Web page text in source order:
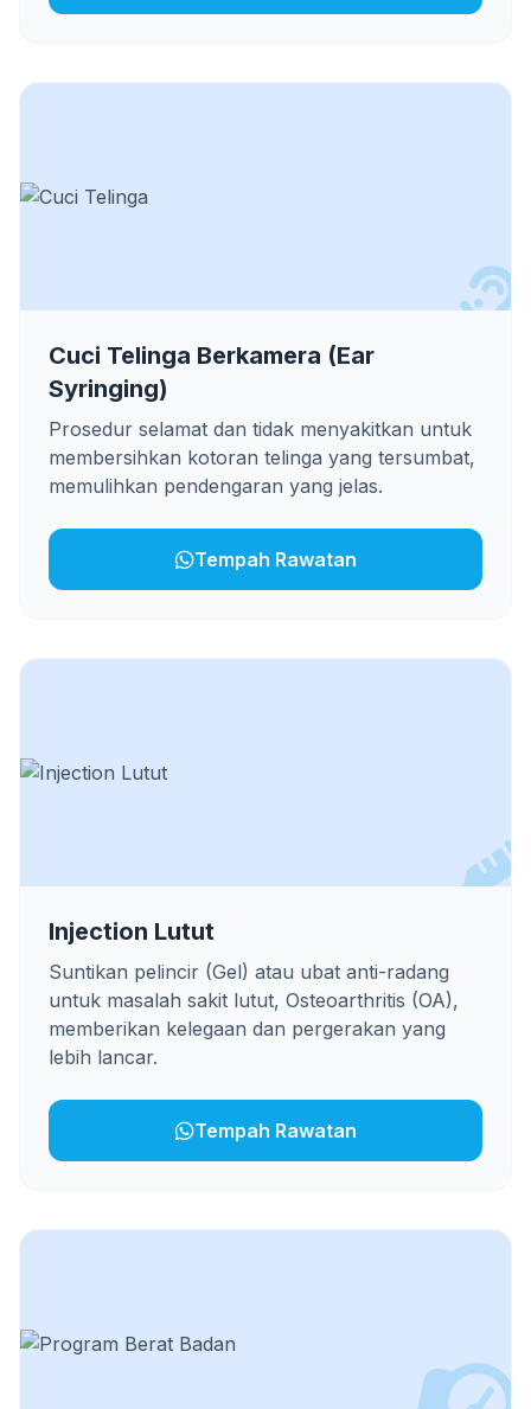
Cuci Telinga Berkamera (Ear
Syringing)
Prosedur selamat dan tidak menyakitkan untuk
membersihkan kotoran telinga yang tersumbat,
memulihkan pendengaran yang jelas.
Tempah Rawatan
Injection Lutut
Suntikan pelincir (Gel) atau ubat anti-radang
untuk masalah sakit lutut, Osteoarthritis (OA),
memberikan kelegaan dan pergerakan yang
lebih lancar.
Tempah Rawatan